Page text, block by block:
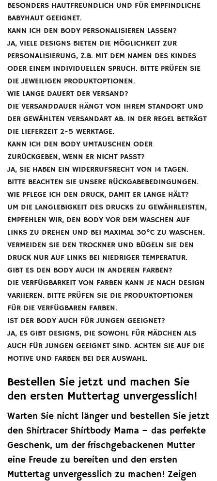
BESONDERS HAUTFREUNDLICH UND FÜR EMPFINDLICHE
BABYHAUT GEEIGNET.
KANN ICH DEN BODY PERSONALISIEREN LASSEN?
JA, VIELE DESIGNS BIETEN DIE MÖGLICHKEIT ZUR
PERSONALISIERUNG, Z.B. MIT DEM NAMEN DES KINDES
ODER EINEM INDIVIDUELLEN SPRUCH. BITTE PRÜFEN SIE
DIE JEWEILIGEN PRODUKTOPTIONEN.
WIE LANGE DAUERT DER VERSAND?
DIE VERSANDDAUER HÄNGT VON IHREM STANDORT UND
DER GEWÄHLTEN VERSANDART AB. IN DER REGEL BETRÄGT
DIE LIEFERZEIT 2-5 WERKTAGE.
KANN ICH DEN BODY UMTAUSCHEN ODER
ZURÜCKGEBEN, WENN ER NICHT PASST?
JA, SIE HABEN EIN WIDERRUFSRECHT VON 14 TAGEN.
BITTE BEACHTEN SIE UNSERE RÜCKGABEBEDINGUNGEN.
WIE PFLEGE ICH DEN DRUCK, DAMIT ER LANGE HÄLT?
UM DIE LANGLEBIGKEIT DES DRUCKS ZU GEWÄHRLEISTEN,
EMPFEHLEN WIR, DEN BODY VOR DEM WASCHEN AUF
LINKS ZU DREHEN UND BEI MAXIMAL 30°C ZU WASCHEN.
VERMEIDEN SIE DEN TROCKNER UND BÜGELN SIE DEN
DRUCK NUR AUF LINKS BEI NIEDRIGER TEMPERATUR.
GIBT ES DEN BODY AUCH IN ANDEREN FARBEN?
DIE VERFÜGBARKEIT VON FARBEN KANN JE NACH DESIGN
VARIIEREN. BITTE PRÜFEN SIE DIE PRODUKTOPTIONEN
FÜR DIE VERFÜGBAREN FARBEN.
IST DER BODY AUCH FÜR JUNGEN GEEIGNET?
JA, ES GIBT DESIGNS, DIE SOWOHL FÜR MÄDCHEN ALS
AUCH FÜR JUNGEN GEEIGNET SIND. ACHTEN SIE AUF DIE
MOTIVE UND FARBEN BEI DER AUSWAHL.
Bestellen Sie jetzt und machen Sie
den ersten Muttertag unvergesslich!
Warten Sie nicht länger und bestellen Sie jetzt
den Shirtracer Shirtbody Mama – das perfekte
Geschenk, um der frischgebackenen Mutter
eine Freude zu bereiten und den ersten
Muttertag unvergesslich zu machen! Zeigen